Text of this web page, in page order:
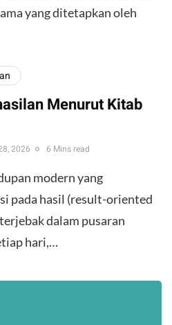
yang ditetapkan oleh
Menurut Kitab
2026 6 Mins read
modern yang
pada hasil (result-oriented
dalam pusaran
hari,…